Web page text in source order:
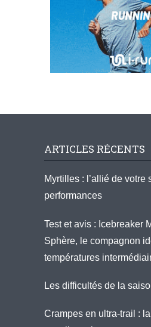
ARTICLES RÉCENTS
Myrtilles : l’allié de votre
performances
Test et avis : Icebreaker
Sphère, le compagnon
températures
Les difficultés de la
Crampes en ultra-trail :